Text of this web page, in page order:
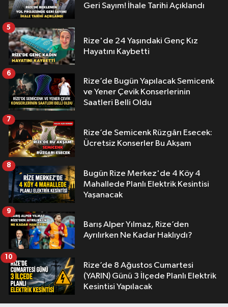
Geri Sayım! İhale Tarihi Açıklandı
Rize'de 24 Yaşındaki Genç Kız
Hayatını Kaybetti
5
Rize’de Bugün Yapılacak Semicenk
ve Yener Çevik Konserlerinin
Saatleri Belli Oldu
6
Rize’de Semicenk Rüzgârı Esecek:
Ücretsiz Konserler Bu Akşam
7
Bugün Rize Merkez'de 4 Köy 4
Mahallede Planlı Elektrik Kesintisi
Yaşanacak
8
Barış Alper Yılmaz, Rize’den
Ayrılırken Ne Kadar Haklıydı?
9
Rize’de 8 Ağustos Cumartesi
(YARIN) Günü 3 İlçede Planlı Elektrik
Kesintisi Yapılacak
10